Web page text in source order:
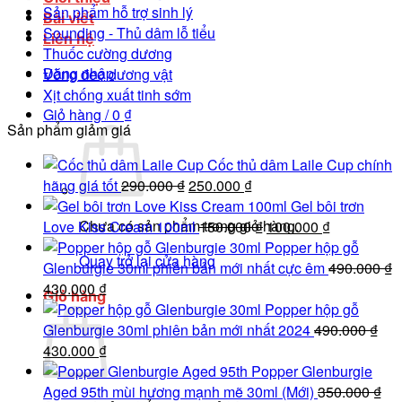
Bài viết
Liên hệ
Đăng nhập
Giỏ hàng /0 ₫
Chưa có sản phẩm trong giỏ hàng.
Quay trở lại cửa hàng
Giỏ hàng
Sản phẩm hỗ trợ sinh lý
Sounding - Thủ dâm lỗ tiểu
Thuốc cường dương
Vòng đeo dương vật
Xịt chống xuất tinh sớm
Sản phẩm giảm giá
Cốc thủ dâm Laile Cup chính
hãng giá tốt290.000₫Giá
gốc
là:
290.000 ₫.
250.000 ₫Giá
hiện
tại
là:
250.000 ₫.
Gel bôi trơn
Love Kiss Cream 100ml150.000₫Giá
gốc
là:
100.000 ₫Giá
hiện
tại
100.000 ₫.
Popper hộp gỗ
Glenburgie 30ml phiên bản mới nhất cực êm490.000₫
Giá
gốc
là:
490.000 ₫.
430.000₫Giá
hiện
tại
là:
430.000 ₫.
Popper hộp gỗ
Glenburgie 30ml phiên bản mới nhất 2024490.000₫
Giá
gốc
là:
430.000 ₫Giá
hiện
tại
Popper Glenburgie
Aged 95th mùi hương mạnh mẽ 30ml (Mới) 350.000₫